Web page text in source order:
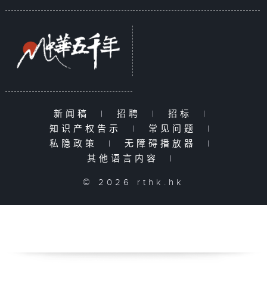
新闻稿 | 招聘 | 招标
|
知识产权告示
| 常见问题
|
私隐政策
| 无障碍播放器
|
其他语言内容
|
© 2026 rthk.hk